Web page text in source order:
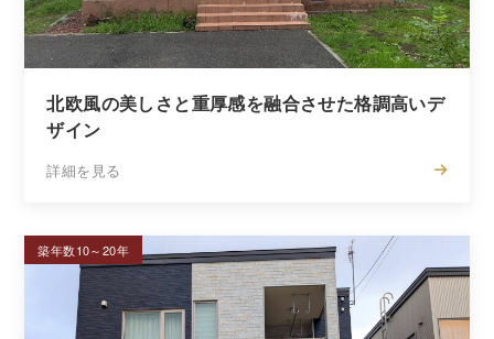
北欧風の美しさと重厚感を融合させた格調高いデ
ザイン
詳細を見る
築年数10～20年